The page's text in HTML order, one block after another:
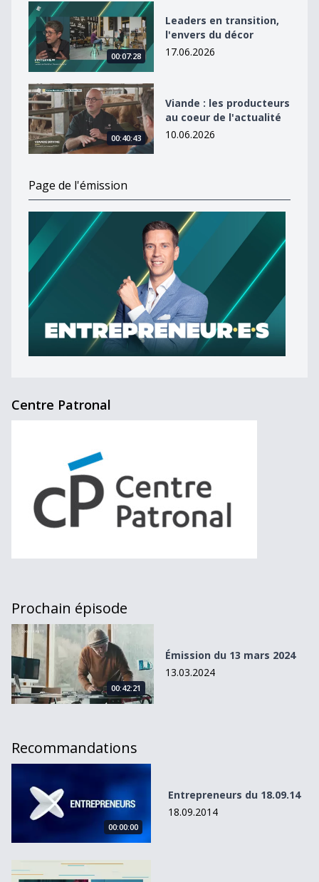
Leaders en transition, l&#039;envers du décor
00:07:28
Leaders en transition,
l'envers du décor
17.06.2026
Viande : les producteurs au coeur de l&#039;actualité
00:40:43
Viande : les producteurs
au coeur de l'actualité
10.06.2026
Page de l'émission
Centre Patronal
Prochain épisode
Émission du 13 mars 2024
00:42:21
Émission du 13 mars 2024
13.03.2024
Recommandations
Entrepreneurs du 18.09.14
00:00:00
Entrepreneurs du 18.09.14
18.09.2014
Ava Dentelle